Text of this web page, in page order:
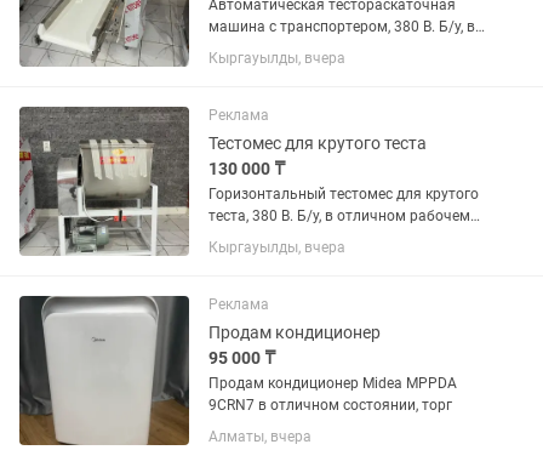
Автоматическая тестораскаточная
машина с транспортером, 380 В. Б/у, в
отличном рабочем состоянии.
Полностью исправна и готова к
пельменей, мантов, лапши, чебуреков
и...
Кыргауылды, вчера
Реклама
Тестомес для крутого теста
130 000 ₸
Горизонтальный тестомес для крутого
теста, 380 В. Б/у, в отличном рабочем
состоянии, полностью исправен и
готов к работе. Идеально подходит для
лапши, чебуреков и...
Кыргауылды, вчера
Реклама
Продам кондиционер
95 000 ₸
Продам кондиционер Midea MPPDA
9CRN7 в отличном состоянии, торг
Алматы, вчера